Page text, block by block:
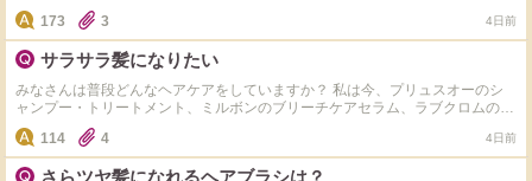
173
3 4日前
サラサラ髪になりたい
みなさんは普段どんなヘアケアをしていますか？ 私は今、プリュスオーのシ
ャンプー・トリートメント、ミルボンのブリーチケアセラム、ラブクロムのコ
ームを使ってケアしているのですが、なかなか理想のサラサラ髪になりません
(o_o) やっぱり自宅ケアだけでは限界があるのでしょうか？それとも、定期的
に美容院で髪質改善トリートメントを受けたほうが綺麗になりますかね？ み
114 4 4日前
さらツヤ髪になれるヘアブラシは？